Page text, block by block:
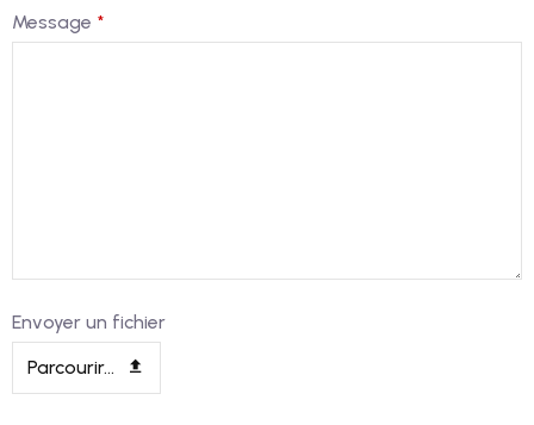
Message *
Envoyer un fichier
Parcourir...